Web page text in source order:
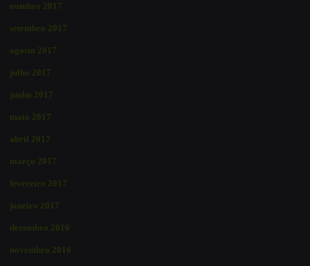
outubro 2017
setembro 2017
agosto 2017
julho 2017
junho 2017
maio 2017
abril 2017
março 2017
fevereiro 2017
janeiro 2017
dezembro 2016
novembro 2016